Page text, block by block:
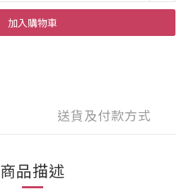
加入購物車
送貨及付款方式
商品描述